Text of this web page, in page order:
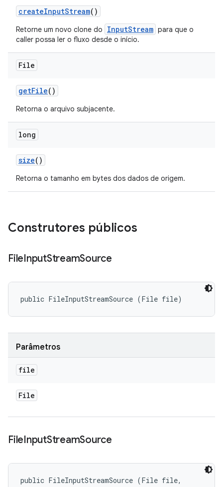
createInputStream()
Retorne um novo clone do InputStream para que o
caller possa ler o fluxo desde o início.
File
getFile()
Retorna o arquivo subjacente.
long
size()
Retorna o tamanho em bytes dos dados de origem.
Construtores públicos
FileInputStreamSource
public FileInputStreamSource (File file)
Parâmetros
file
File
FileInputStreamSource
public FileInputStreamSource (File file,